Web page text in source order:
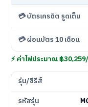
💳 บัตรเครดิต รูดเต็ม
💳 ผ่อนบัตร 10 เดือน
⚡ ค่าไฟประมาณ ฿
รุ่น/ซีรีส์
รหัสรุ่น